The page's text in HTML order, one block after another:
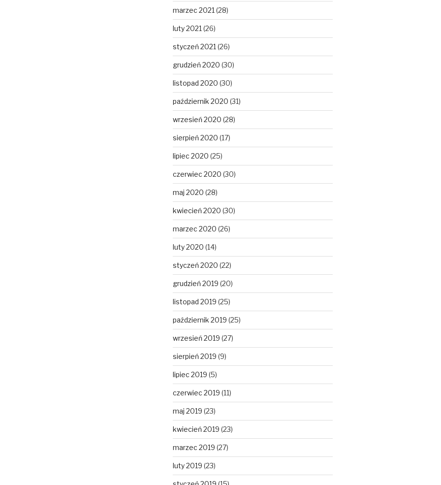
marzec 2021 (28)
luty 2021 (26)
styczeń 2021 (26)
grudzień 2020 (30)
listopad 2020 (30)
październik 2020 (31)
wrzesień 2020 (28)
sierpień 2020 (17)
lipiec 2020 (25)
czerwiec 2020 (30)
maj 2020 (28)
kwiecień 2020 (30)
marzec 2020 (26)
luty 2020 (14)
styczeń 2020 (22)
grudzień 2019 (20)
listopad 2019 (25)
październik 2019 (25)
wrzesień 2019 (27)
sierpień 2019 (9)
lipiec 2019 (5)
czerwiec 2019 (11)
maj 2019 (23)
kwiecień 2019 (23)
marzec 2019 (27)
luty 2019 (23)